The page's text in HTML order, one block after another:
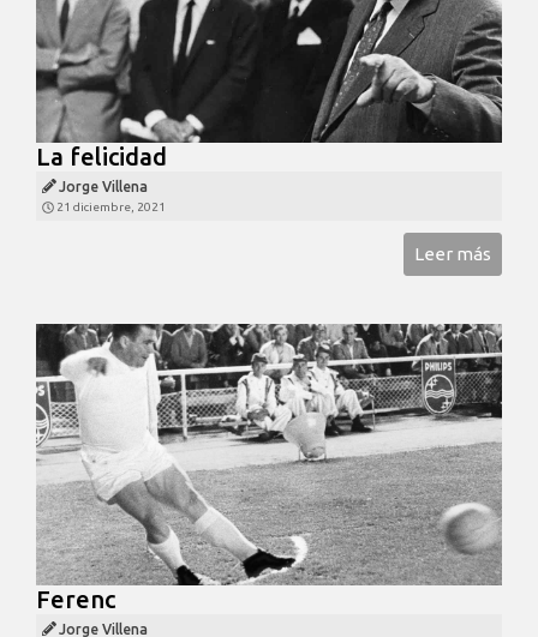
La felicidad
Jorge Villena
21 diciembre, 2021
Leer más
Ferenc
Jorge Villena